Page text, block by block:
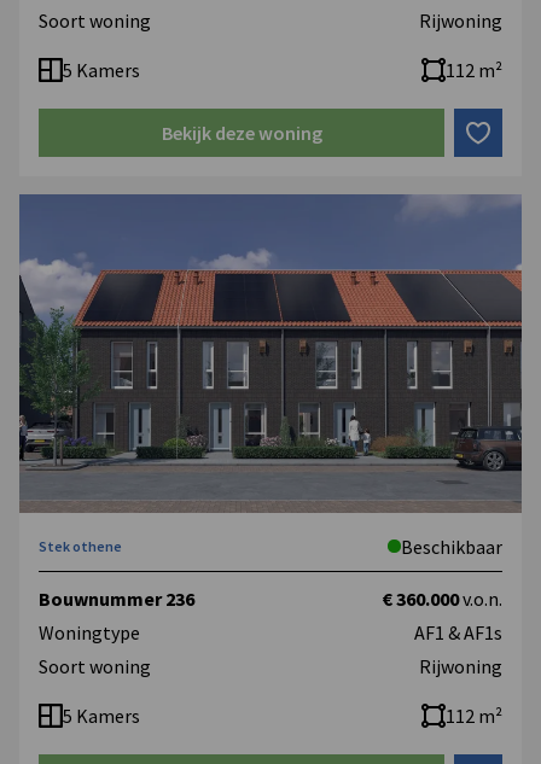
Soort woning
Rijwoning
5 Kamers 112 m²
Bekijk deze woning
Stek othene Beschikbaar
Bouwnummer 236 € 360.000v.o.n.
Woningtype
AF1 & AF1s
Soort woning
Rijwoning
5 Kamers 112 m²